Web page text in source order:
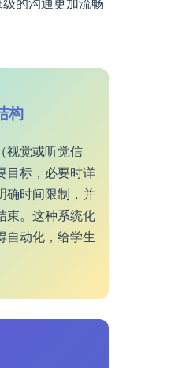
构
视觉或听觉信
目标，必要时详
确时间限制，并
束。这种系统化
自动化，给学生